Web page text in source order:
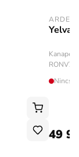
ARDEN
Kanapé,
Nincs
49